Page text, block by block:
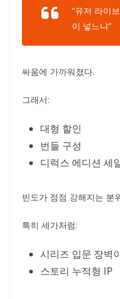
“유저 라이
이 넣느냐”
싸움에 가까워졌다.
그래서:
대형 할인
번들 구성
디럭스 에디션 세
빈도가 점점 강해지는 분
특히 세가처럼:
시리즈 입문 장벽
스토리 누적형 IP